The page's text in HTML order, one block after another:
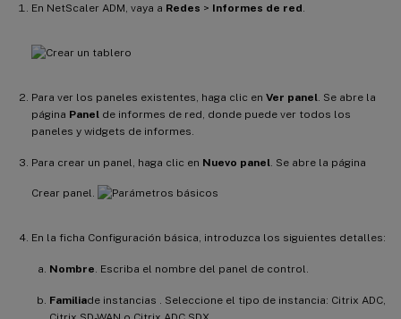
En NetScaler ADM, vaya a Redes > Informes de red
Para ver los paneles existentes, haga clic en Ver panel . Se abre la
página Panel de informes de red, donde puede ver todos los
paneles y widgets de informes.
Para crear un panel, haga clic en Nuevo panel . Se abre la página
Crear panel.
En la ficha Configuración básica, introduzca los siguientes detalles:
Nombre . Escriba el nombre del panel de control.
Familiade instancias . Seleccione el tipo de instancia: Citrix ADC,